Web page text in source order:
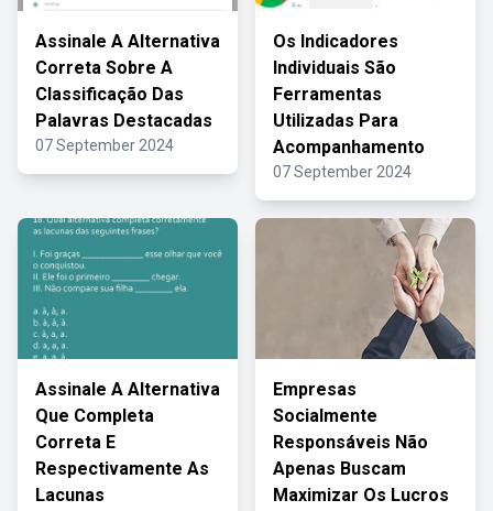
Assinale A Alternativa
Correta Sobre A
Classificação Das
Palavras Destacadas
07 September 2024
Os Indicadores
Individuais São
Ferramentas
Utilizadas Para
Acompanhamento
07 September 2024
Assinale A Alternativa
Que Completa
Correta E
Respectivamente As
Lacunas
Empresas
Socialmente
Responsáveis Não
Apenas Buscam
Maximizar Os Lucros